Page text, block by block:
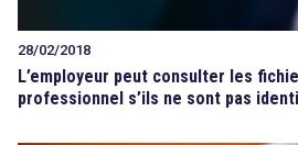
28/02/2018
L’employeur peut consulter les
professionnel s’ils ne sont pas